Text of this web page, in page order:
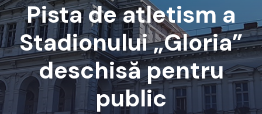
Pista de atletism a
Stadionului „Gloria”
deschisă pentru
public